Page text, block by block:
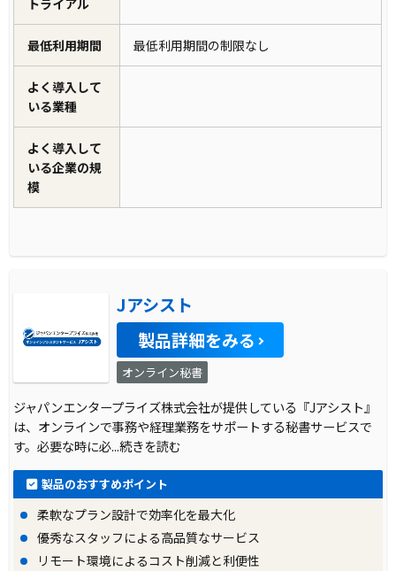
トライアル
最低利用期間 最低利用期間の制限なし
よく導入して
いる業種
よく導入して
いる企業の規
模
Jアシスト
製品詳細をみる
オンライン秘書
ジャパンエンタープライズ株式会社が提供している『Jアシスト』
は、オンラインで事務や経理業務をサポートする秘書サービスで
す。必要な時に必...続きを読む
製品のおすすめポイント
柔軟なプラン設計で効率化を最大化
優秀なスタッフによる高品質なサービス
リモート環境によるコスト削減と利便性